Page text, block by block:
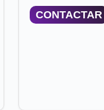
CONTACTAR